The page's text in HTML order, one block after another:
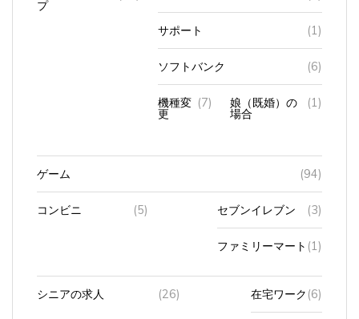
サポート
(1)
ソフトバンク (6)
機種変
更
(7) 娘（既婚）の
場合
(1)
ゲーム (94)
コンビニ (5) セブンイレブン (3)
ファミリーマート (1)
シニアの求人 (26) 在宅ワーク (6)